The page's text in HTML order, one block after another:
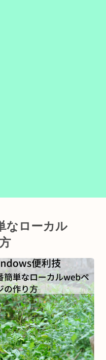
なローカル